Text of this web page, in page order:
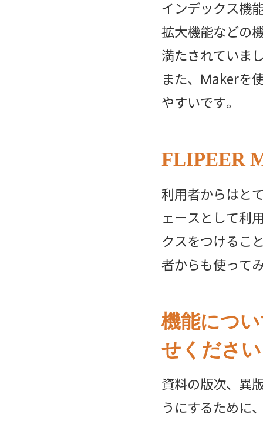
インデックス機
拡大機能などの
満たされていま
また、Makerを
やすいです。
FLIPEER
利用者からはと
ェースとして利
クスをつけるこ
者からも使って
機能につ
せください
資料の版次、異
うにするために